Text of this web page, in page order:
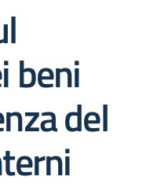
beni
del